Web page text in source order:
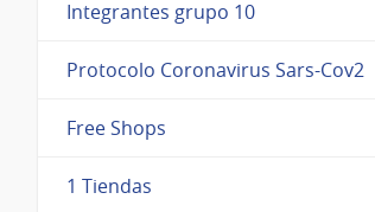
Integrantes grupo 10
Protocolo Coronavirus Sars-Cov2
Free Shops
1 Tiendas